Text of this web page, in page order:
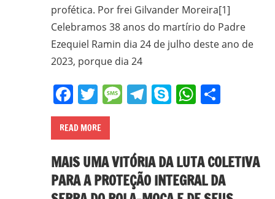
profética. Por frei Gilvander Moreira[1]
Celebramos 38 anos do martírio do Padre
Ezequiel Ramin dia 24 de julho deste ano de
2023, porque dia 24
Facebook
Twitter
Message
Telegram
SkypeShare
READ MORE
MAIS UMA VITÓRIA DA LUTA COLETIVA
PARA A PROTEÇÃO INTEGRAL DA